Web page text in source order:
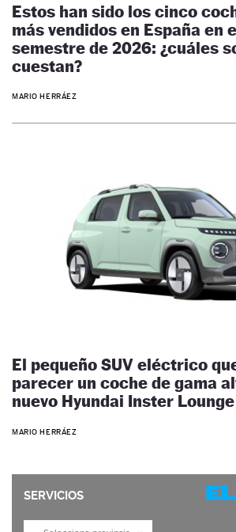
Estos han sido los cinco
más vendidos en España en
semestre de 2026: ¿cuáles
cuestan?
MARIO HERRÁEZ
El pequeño SUV eléctrico
parecer un coche de gama
nuevo Hyundai Inster Lounge
MARIO HERRÁEZ